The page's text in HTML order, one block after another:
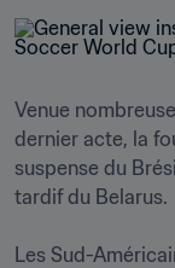
Venue
dernier acte, la
suspense du
tardif du Belarus.
Les Sud-